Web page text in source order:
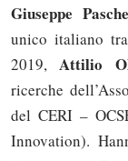
Giuseppe
unico italiano
2019,Attilio
ricerche
del CERI –
Innovation).